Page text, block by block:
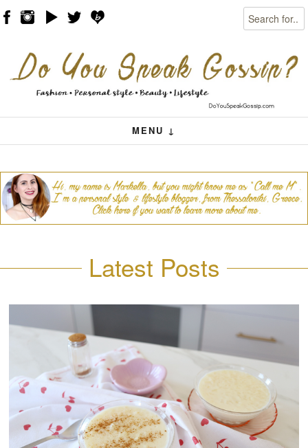
Search
MENU ↓
Menu
Skip to content
Latest Posts